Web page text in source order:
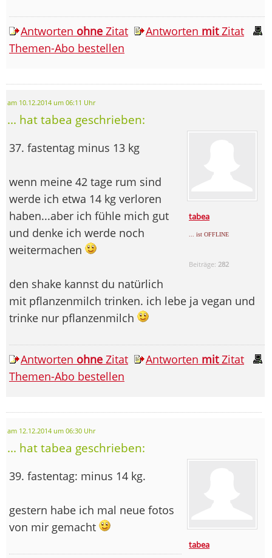
Antworten ohne Zitat Antworten mitZitat
Themen-Abo bestellen
am 10.12.2014 um 06:11 Uhr
... hat tabea geschrieben:
tabea
... ist OFFLINE
Beiträge: 282
37. fastentag minus 13 kg
wenn meine 42 tage rum sind
werde ich etwa 14 kg verloren
haben...aber ich fühle mich gut
und denke ich werde noch
weitermachen
den shake kannst du natürlich
mit pflanzenmilch trinken. ich lebe ja vegan und
trinke nur pflanzenmilch
Antworten ohne Zitat Antworten mitZitat
Themen-Abo bestellen
am 12.12.2014 um 06:30 Uhr
... hat tabea geschrieben:
tabea
39. fastentag: minus 14 kg.
gestern habe ich mal neue fotos
von mir gemacht